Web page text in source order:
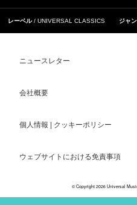
レーベル UNIVERSAL CLASSICS ジャ
ニュースレター
会社概要
個人情報 | クッキーポリシー
ウェブサイトにおける免責事項
© Copyright 2026 Universal